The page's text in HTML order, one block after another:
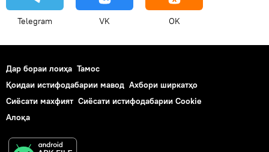
Telegram VK OK
Дар бораи лоиҳа Тамос
Қоидаи истифодабарии мавод Ахбори ширкатҳо
Сиёсати махфият Сиёсати истифодабарии Cookie
Алоқа